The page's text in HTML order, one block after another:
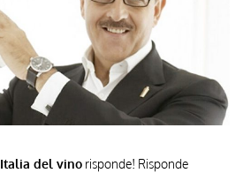
Italia del vino risponde! Risponde